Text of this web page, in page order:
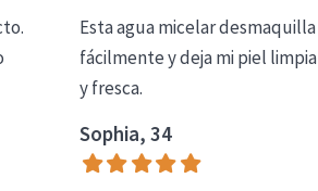
Esta agua micelar desmaquilla
fácilmente y deja mi piel limpia
y fresca.
Sophia, 34